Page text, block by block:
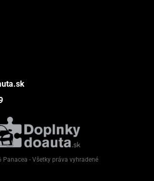
Panacea - Všetky práva vyhradené